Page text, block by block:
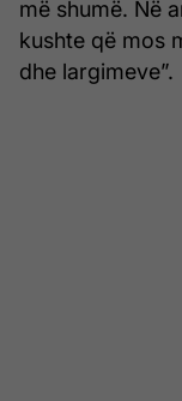
më shumë. Në
kushte që mos
dhe largimeve”.